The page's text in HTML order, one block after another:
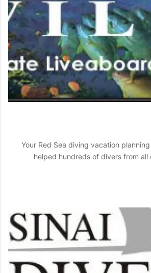
Your Red Sea diving vacation
helped hundreds of divers from